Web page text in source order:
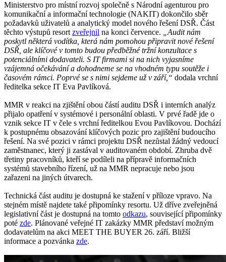
Ministerstvo pro místní rozvoj společně s Národní agenturou pro
komunikační a informační technologie (NAKIT) dokončilo sběr
požadavků uživatelů a analytický model nového řešení DSŘ. Část
těchto výstupů resort zveřejnil na konci července.
„Audit nám
poskytl některá vodítka, která nám pomohou připravit nové řešení
DSŘ, ale klíčové v tomto budou předběžné tržní konzultace s
potenciálními dodavateli. S IT firmami si na nich vyjasníme
vzájemná očekávání a dohodneme se na vhodném typu soutěže i
časovém rámci. Poprvé se s nimi sejdeme už v září,“ dodala vrchní
ředitelka sekce IT Eva Pavlíková.
MMR v reakci na zjištění obou částí auditu DSŘ i interních analýz
přijalo opatření v systémové i personální oblasti. V prvé řadě jde o
vznik sekce IT v čele s vrchní ředitelkou Evou Pavlíkovou. Dochází
k postupnému obsazování klíčových pozic pro zajištění budoucího
řešení. Na své pozici v rámci projektu DSŘ nezůstal žádný vedoucí
zaměstnanec, který ji zastával v auditovaném období. Zhruba dvě
třetiny pracovníků, kteří se podíleli na přípravě informačních
systémů stavebního řízení, už na MMR nepracuje nebo jsou
zařazeni na jiných útvarech.
Technická část auditu je dostupná ke stažení v příloze vpravo. Na
stejném místě najdete také připomínky resortu. Už dříve zveřejněná
legislativní část je dostupná na tomto odkazu, související připomínky
poté zde. Plánované veřejné IT zakázky MMR představí možným
dodavatelům na akci MEET THE BUYER 26. září. Bližší
informace a pozvánka zde.